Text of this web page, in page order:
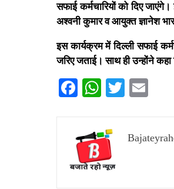
सफाई कर्मचारियों को दिए
अश्वनी कुमार व आयुक्त ज्ञानेश
इस कार्यक्रम में दिल्ली सफाई
जरिए जताई। साथ ही उन्होंने
Facebook
WhatsApp
Twitter